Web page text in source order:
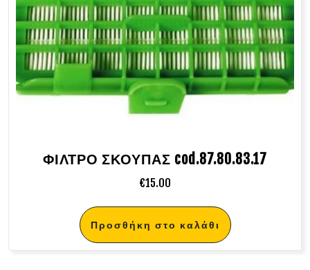
ΦΙΛΤΡΟ ΣΚΟΥΠΑΣ cod.87.80.83.17
€15.00
Προσθήκη στο καλάθι